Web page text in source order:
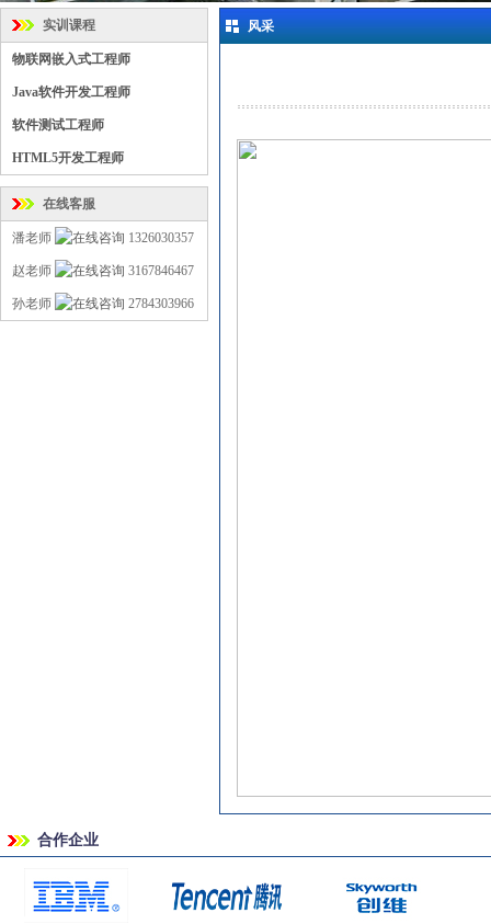
实训课程
物联网嵌入式工程师
Java软件开发工程师
软件测试工程师
HTML5开发工程师
在线客服
潘老师 1326030357
赵老师 3167846467
孙老师 2784303966
风采
合作企业